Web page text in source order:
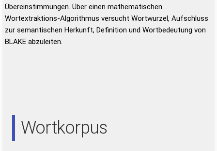
Übereinstimmungen. Über einen mathematischen
Wortextraktions-Algorithmus versucht Wortwurzel, Aufschluss
zur semantischen Herkunft, Definition und Wortbedeutung von
BLAKE abzuleiten.
Wortkorpus